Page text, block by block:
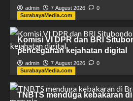
admin 7 August 2026
0
SurabayaMedia.com
Komisi VI DPR dan BRI
pencegahan kejahatan digital
admin 7 August 2026
0
SurabayaMedia.com
TNBTS menduga kebakaran